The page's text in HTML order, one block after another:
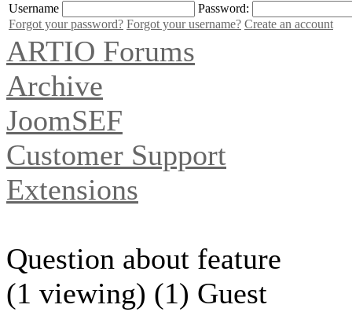
Username
Password:
Forgot your password? Forgot your username? Create an account
ARTIO Forums
Archive
JoomSEF
Customer Support
Extensions
Question about feature
(1 viewing) (1) Guest